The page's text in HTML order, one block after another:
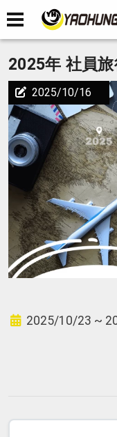
2025年 社員
2025/10/16
2025/10/23 ~